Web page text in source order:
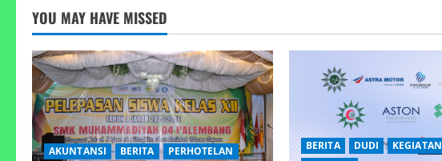
YOU MAY HAVE MISSED
AKUNTANSI BERITA PERHOTELAN BERITA DUDI KEGIATAN